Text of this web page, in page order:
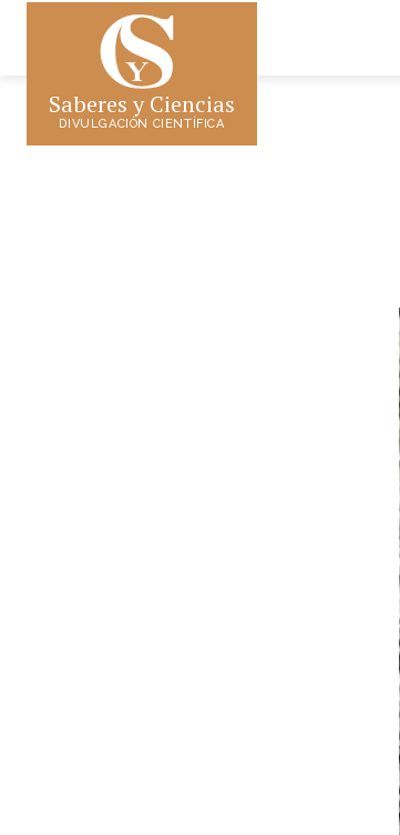
Saberes y Ciencias
DIVULGACIÓN CIENTÍFICA